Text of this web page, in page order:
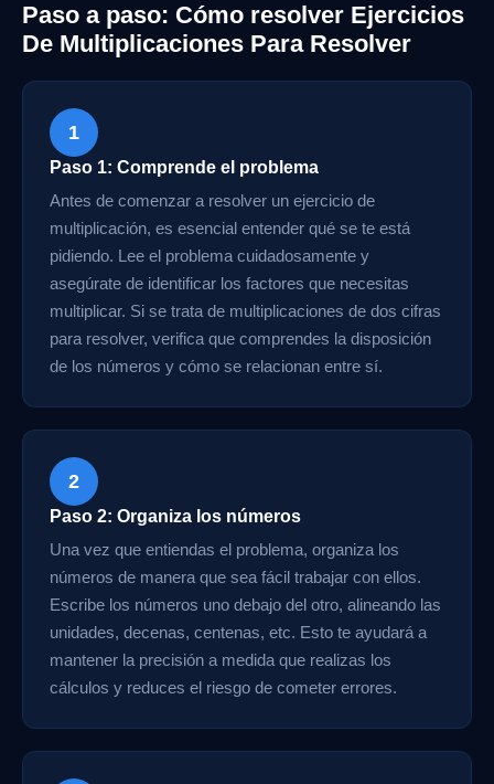
Paso a paso: Cómo resolver Ejercicios
De Multiplicaciones Para Resolver
1
Paso 1: Comprende el problema
Antes de comenzar a resolver un ejercicio de
multiplicación, es esencial entender qué se te está
pidiendo. Lee el problema cuidadosamente y
asegúrate de identificar los factores que necesitas
multiplicar. Si se trata de multiplicaciones de dos cifras
para resolver, verifica que comprendes la disposición
de los números y cómo se relacionan entre sí.
2
Paso 2: Organiza los números
Una vez que entiendas el problema, organiza los
números de manera que sea fácil trabajar con ellos.
Escribe los números uno debajo del otro, alineando las
unidades, decenas, centenas, etc. Esto te ayudará a
mantener la precisión a medida que realizas los
cálculos y reduces el riesgo de cometer errores.